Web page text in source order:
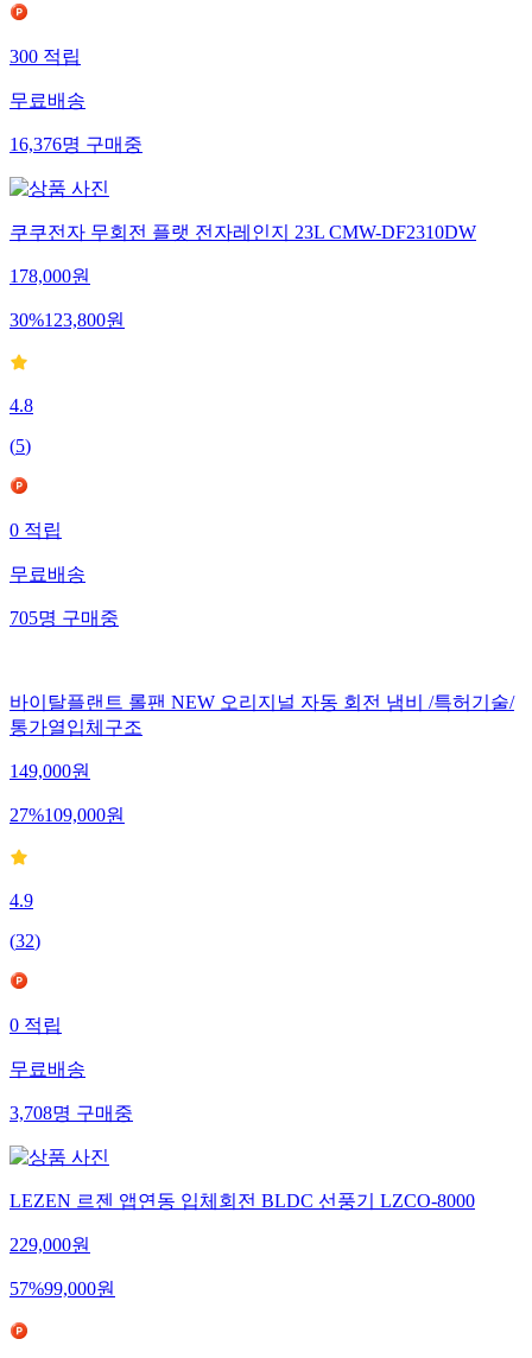
300 적립
무료배송
16,376명 구매중
쿠쿠전자 무회전 플랫 전자레인지 23L CMW-DF2310DW
178,000원
30%123,800원
4.8
(5)
0 적립
무료배송
705명 구매중
바이탈플랜트 롤팬 NEW 오리지널 자동 회전 냄비 /특허기술/
통가열입체구조
149,000원
27%109,000원
4.9
(32)
0 적립
무료배송
3,708명 구매중
LEZEN 르젠 앱연동 입체회전 BLDC 선풍기 LZCO-8000
229,000원
57%99,000원